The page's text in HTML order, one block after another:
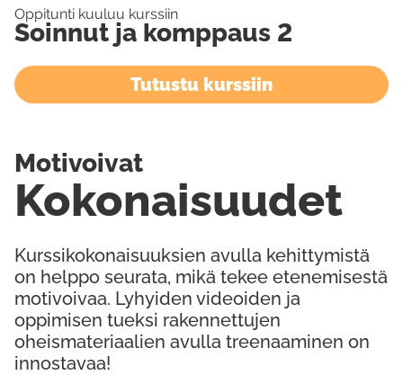
Oppitunti kuuluu kurssiin
Soinnut ja komppaus 2
Tutustu kurssiin
Kurssikokonaisuuksien avulla kehittymistä
on helppo seurata, mikä tekee etenemisestä
motivoivaa. Lyhyiden videoiden ja
oppimisen tueksi rakennettujen
oheismateriaalien avulla treenaaminen on
innostavaa!
Kokonaisuudet
Motivoivat